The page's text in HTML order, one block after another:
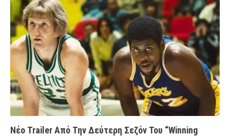
Νέο Trailer Από Την Δεύτερη Σεζόν Του “Winning